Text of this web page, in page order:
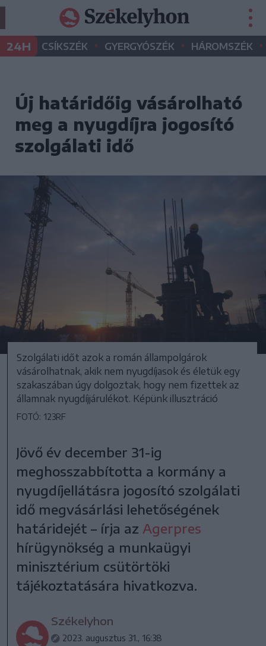
24H CSÍKSZÉK • GYERGYÓSZÉK • HÁROMSZÉK •
Új határidőig vásárolható
meg a nyugdíjra jogosító
szolgálati idő
Szolgálati időt azok a román állampolgárok
vásárolhatnak, akik nem nyugdíjasok és életük egy
szakaszában úgy dolgoztak, hogy nem fizettek az
államnak nyugdíjjárulékot. Képünk illusztráció
FOTÓ: 123RF
Jövő év december 31-ig
meghosszabbította a kormány a
nyugdíjellátásra jogosító szolgálati
idő megvásárlási lehetőségének
határidejét – írja az Agerpres
hírügynökség a munkaügyi
minisztérium csütörtöki
tájékoztatására hivatkozva.
Székelyhon
2023. augusztus 31., 16:38